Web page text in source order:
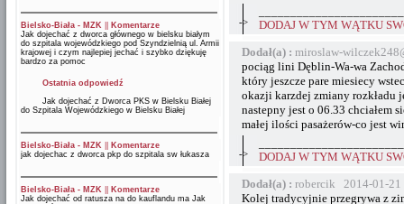
Bielsko-Biała - MZK
Komentarze
Jak dojechać z dworca głównego w bielsku białym
do szpitala wojewódzkiego pod Szyndzielnią ul. Armii
krajowej i czym najlepiej jechać i szybko dziękuję
bardzo za pomoc
Ostatnia odpowiedź
Jak dojechać z Dworca PKS w Bielsku Białej
do Szpitala Wojewódzkiego w Bielsku Białej
Bielsko-Biała - MZK
Komentarze
jak dojechac z dworca pkp do szpitala sw łukasza
Bielsko-Biała - MZK
Komentarze
Jak dojechać od ratusza na do kauflandu ma Jak
->
DODAJ W TYM WĄTKU
Dodał(a) : miroslaw-
pociąg lini Dęblin-Wa-wa
który jeszcze pare miesiecy
okazji karzdej zmiany rozkładu
nastepny jest o 06.33 chciałem
małej ilości pasażerów-co jest
->
DODAJ W TYM WĄTKU
Dodał(a) : robercik 2014-01-21
Kolej tradycyjnie przegrywa z